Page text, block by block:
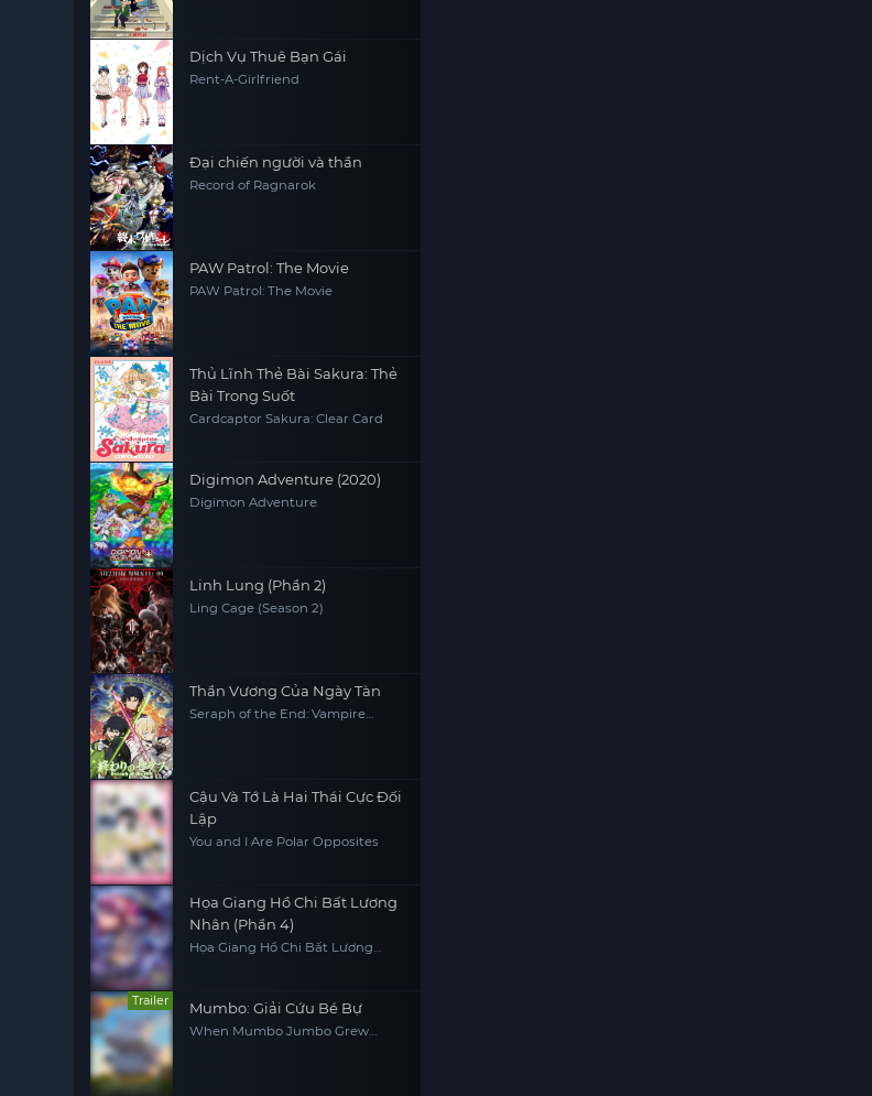
Dịch Vụ Thuê Bạn Gái
Rent-A-Girlfriend
Đại chiến người và thần
Record of Ragnarok
PAW Patrol: The Movie
PAW Patrol: The Movie
Thủ Lĩnh Thẻ Bài Sakura: Thẻ
Bài Trong Suốt
Cardcaptor Sakura: Clear Card
Digimon Adventure (2020)
Digimon Adventure
Linh Lung (Phần 2)
Ling Cage (Season 2)
Thần Vương Của Ngày Tàn
Seraph of the End: Vampire
Cậu Và Tớ Là Hai Thái Cực Đối
Lập
You and I Are Polar Opposites
Họa Giang Hồ Chi Bất Lương
Nhân (Phần 4)
Họa Giang Hồ Chi Bất Lương
Trailer Mumbo: Giải Cứu Bé Bự
When Mumbo Jumbo Grew